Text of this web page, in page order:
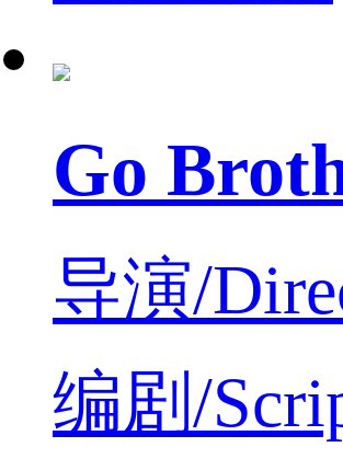
Go
导演/
编剧/